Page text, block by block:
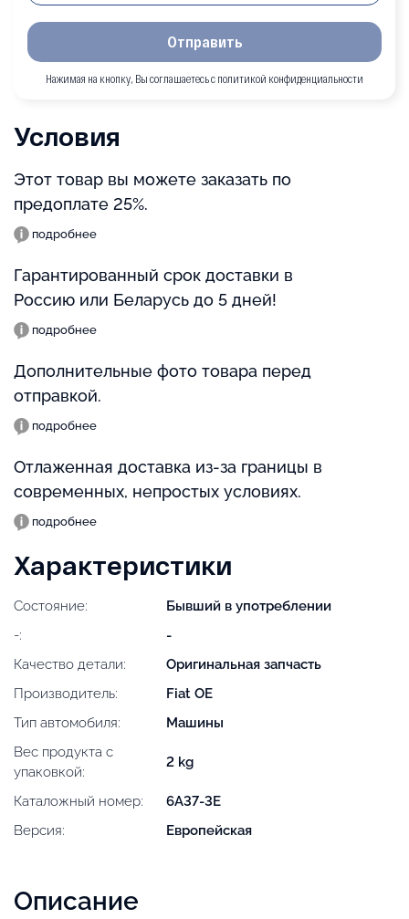
Отправить
Нажимая на кнопку, Вы соглашаетесь с политикой конфиденциальности
Условия
Этот товар вы можете заказать по
предоплате 25%.
подробнее
Гарантированный срок доставки в
Россию или Беларусь до 5 дней!
подробнее
Дополнительные фото товара перед
отправкой.
подробнее
Отлаженная доставка из-за границы в
современных, непростых условиях.
подробнее
Характеристики
Состояние:
Бывший в употреблении
-:
-
Качество детали:
Оригинальная запчасть
Производитель:
Fiat OE
Тип автомобиля:
Машины
Вес продукта с
упаковкой:
2 kg
Каталожный номер:
6A37-3E
Версия:
Европейская
Описание